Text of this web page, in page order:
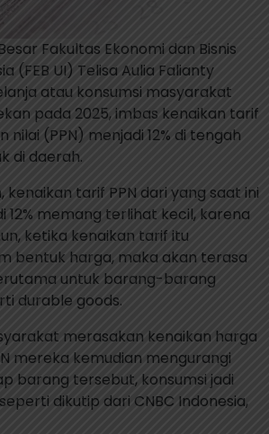
Fakultas Ekonomi dan Bisnis
(FEB UI) Telisa Aulia Falianty
atau konsumsi masyarakat
pada 2025, imbas kenaikan tarif
(PPN) menjadi 12% di tengah
di daerah.
kenaikan tarif PPN dari yang saat ini
12% memang terlihat kecil, karena
ketika kenaikan tarif itu
bentuk harga, maka akan terasa
untuk barang-barang
durable goods.
merasakan kenaikan harga
mereka kemudian mengurangi
barang tersebut, konsumsi jadi
dikutip dari CNBC Indonesia,